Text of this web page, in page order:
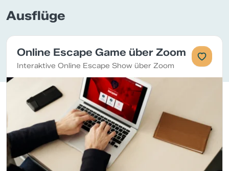
Ausflüge
Online Escape Game über Zoom
Interaktive Online Escape Show über Zoom